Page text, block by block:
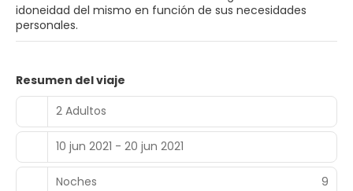
idoneidad del mismo en función de sus necesidades
personales.
Resumen del viaje
2 Adultos
10 jun 2021 - 20 jun 2021
Noches 9